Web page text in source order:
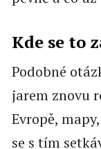
Kde se to
Podobné
jarem znovu
Evropě,
se s tím